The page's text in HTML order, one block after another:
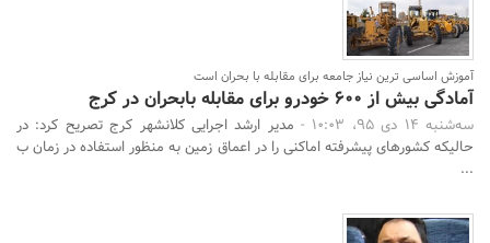
آموزش اساسی ترین نیاز جامعه برای مقابله با بحران است
آمادگی بیش از 600 خودرو برای مقابله بابحران در کرج
سه‌شنبه 14 دی 95، 10:03 -
مدیر ارشد اجرایی کلانشهر کرج تصریح کرد: در
حالیکه کشورهای پیشرفته اماکنی را در اعماق زمین به منظور استفاده در زمان ب
...